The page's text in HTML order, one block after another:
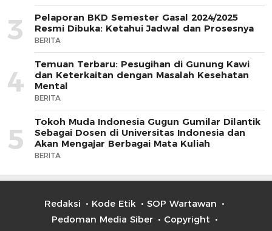
3
Pelaporan BKD Semester Gasal 2024/2025
Resmi Dibuka: Ketahui Jadwal dan Prosesnya
BERITA
4
Temuan Terbaru: Pesugihan di Gunung Kawi
dan Keterkaitan dengan Masalah Kesehatan
Mental
BERITA
5
Tokoh Muda Indonesia Gugun Gumilar Dilantik
Sebagai Dosen di Universitas Indonesia dan
Akan Mengajar Berbagai Mata Kuliah
BERITA
Redaksi Kode Etik
SOP Wartawan
Pedoman Media Siber
Copyright